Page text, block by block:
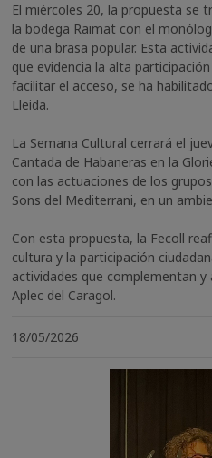
El miércoles 20, la propuesta se
la bodega Raimat con el
de una brasa popular. Esta
que evidencia la alta
facilitar el acceso, se ha
Lleida.
La Semana Cultural cerrará el
Cantada de Habaneras en la
con las actuaciones de los
Sons del Mediterrani, en un
Con esta propuesta, la Fecoll
cultura y la participación
actividades que complementan
Aplec del Caragol.
18/05/2026